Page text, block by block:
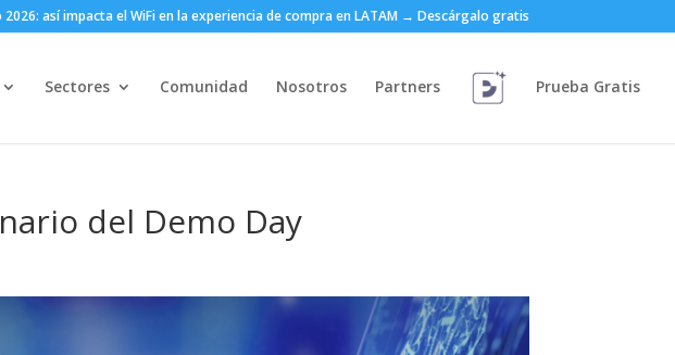
2026: así impacta el WiFi en la experiencia de compra en LATAM → Descárgalo gratis
Sectores Comunidad Nosotros Partners Prueba Gratis
del Demo Day